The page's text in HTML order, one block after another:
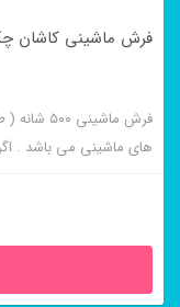
فرش ماشینی کاشان
های ماشینی می باشد .
چکاوک سرمه ای از